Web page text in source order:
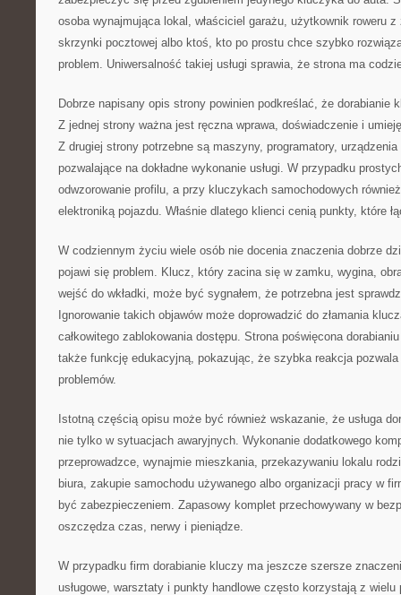
osoba wynajmująca lokal, właściciel garażu, użytkownik roweru
skrzynki pocztowej albo ktoś, kto po prostu chce szybko
problem. Uniwersalność takiej usługi sprawia, że strona ma
Dobrze napisany opis strony powinien podkreślać, że dorabianie
Z jednej strony ważna jest ręczna wprawa, doświadczenie i
Z drugiej strony potrzebne są maszyny, programatory,
pozwalające na dokładne wykonanie usługi. W przypadku
odwzorowanie profilu, a przy kluczykach samochodowych
elektroniką pojazdu. Właśnie dlatego klienci cenią punkty, które
W codziennym życiu wiele osób nie docenia znaczenia dobrze
pojawi się problem. Klucz, który zacina się w zamku, wygina,
wejść do wkładki, może być sygnałem, że potrzebna jest
Ignorowanie takich objawów może doprowadzić do złamania
całkowitego zablokowania dostępu. Strona poświęcona
także funkcję edukacyjną, pokazując, że szybka reakcja
problemów.
Istotną częścią opisu może być również wskazanie, że usługa
nie tylko w sytuacjach awaryjnych. Wykonanie dodatkowego
przeprowadzce, wynajmie mieszkania, przekazywaniu lokalu
biura, zakupie samochodu używanego albo organizacji pracy w
być zabezpieczeniem. Zapasowy komplet przechowywany w
oszczędza czas, nerwy i pieniądze.
W przypadku firm dorabianie kluczy ma jeszcze szersze
usługowe, warsztaty i punkty handlowe często korzystają z